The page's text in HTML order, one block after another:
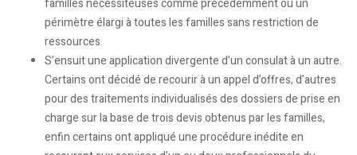
familles nécessiteuses comme précédemment ou un
périmètre élargi à toutes les familles sans restriction de
ressources.
S’ensuit une application divergente d’un consulat à un autre.
Certains ont décidé de recourir à un appel d’offres, d’autres
pour des traitements individualisés des dossiers de prise en
charge sur la base de trois devis obtenus par les familles,
enfin certains ont appliqué une procédure inédite en